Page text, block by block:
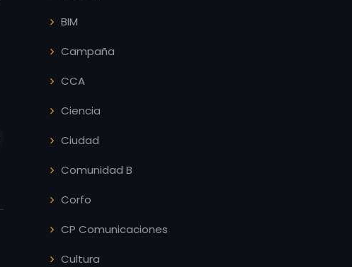
BIM
Campaña
CCA
Ciencia
Ciudad
Comunidad B
Corfo
CP Comunicaciones
Cultura